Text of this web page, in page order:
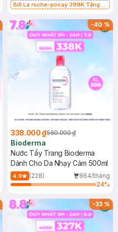
Bill La roche-posay 399K Tặng
(SL có hạn)
-40%
338.000 ₫560.000 ₫
Bioderma
Nước Tẩy Trang Bioderma
Dành Cho Da Nhạy Cảm 500ml
4.9 (228)
864/tháng
24%
-33%